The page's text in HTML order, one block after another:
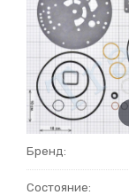
Бренд:
Состояние: